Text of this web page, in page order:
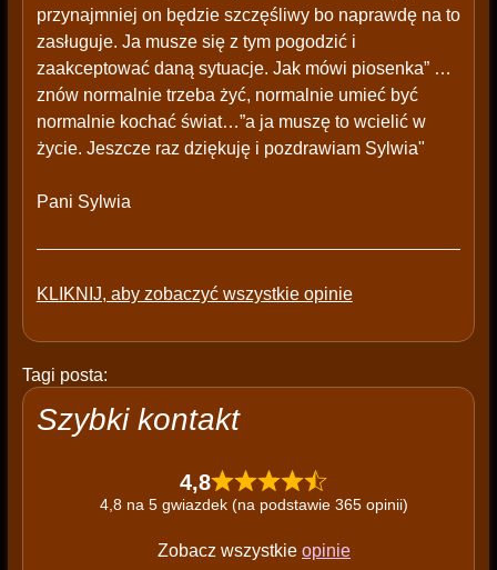
przynajmniej on będzie szczęśliwy bo naprawdę na to
zasługuje. Ja musze się z tym pogodzić i
zaakceptować daną sytuacje. Jak mówi piosenka” …
znów normalnie trzeba żyć, normalnie umieć być
normalnie kochać świat…”a ja muszę to wcielić w
życie. Jeszcze raz dziękuję i pozdrawiam Sylwia"
Pani Sylwia
KLIKNIJ, aby zobaczyć wszystkie opinie
Tagi posta:
Szybki kontakt
4,8
4,8 na 5 gwiazdek (na podstawie 365 opinii)
Zobacz wszystkie opinie